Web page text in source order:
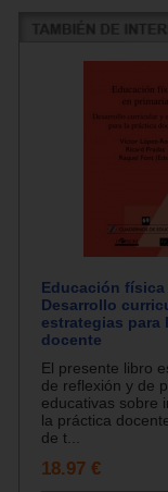
Educación física
Desarrollo
estrategias para
docente
El presente libro
de reflexión y de
educativas sobre
la práctica
de t...
18.97 €